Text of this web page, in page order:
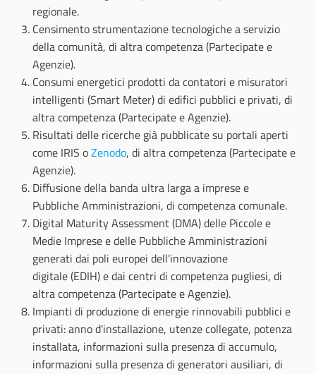
regionale.
Censimento strumentazione tecnologiche a servizio
della comunità, di altra competenza (Partecipate e
Agenzie).
Consumi energetici prodotti da contatori e misuratori
intelligenti (Smart Meter) di edifici pubblici e privati, di
altra competenza (Partecipate e Agenzie).
Risultati delle ricerche già pubblicate su portali aperti
come IRIS oZenodo, di altra competenza (Partecipate e
Agenzie).
Diffusione della banda ultra larga a imprese e
Pubbliche Amministrazioni, di competenza comunale.
Digital Maturity Assessment (DMA) delle Piccole e
Medie Imprese e delle Pubbliche Amministrazioni
generati dai poli europei dell'innovazione
digitale (EDIH) e dai centri di competenza pugliesi, di
altra competenza (Partecipate e Agenzie).
Impianti di produzione di energie rinnovabili pubblici e
privati: anno d'installazione, utenze collegate, potenza
installata, informazioni sulla presenza di accumulo,
informazioni sulla presenza di generatori ausiliari, di